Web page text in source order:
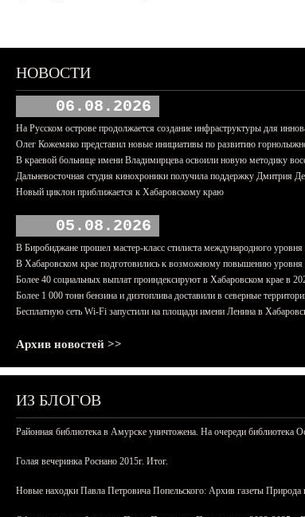
НОВОСТИ
06.08.2026
На Русском острове продолжается создание инфраструктуры для
Олег Кожемяко представил новые инициативы по развитию
В краевой больнице имени Владимирцева освоили новую методику
Дальневосточная студия кинохроники получила поддержку Дмитрия
Новый циклон приближается к Хабаровскому краю
05.08.2026
В Биробиджане прошел мастер-класс стилиста международного уровня
В Хабаровском крае подготовились к возможному повышению
Более 40 социальных выплат проиндексируют в Хабаровском крае в
Более 1 000 тонн бензина и дизтоплива доставили в северные
Бесплатную сеть Wi-Fi запустили на площади имени Ленина в
Архив новостей >>
ИЗ БЛОГОВ
Районная библиотека в Амурске уничтожена. На очереди библиотека
Голая вечеринка Роснано 2015г. Итог.
Новые находки Павла Петровича Попельского: Архив газеты